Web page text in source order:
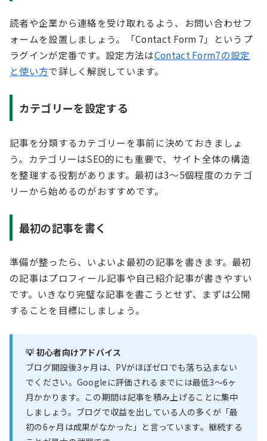
読者や企業から連絡を受け取れるよう、お問い合わせフ
ォームを設置しましょう。「Contact Form 7」というプ
ラグインが定番です。設定方法はContact Form7の設定
と使い方で詳しく解説しています。
カテゴリーを設定する
記事を分類するカテゴリーを事前に決めておきましょ
う。カテゴリーはSEO的にも重要で、サイト全体の構造
を整理する役割があります。最初は3〜5個程度のカテゴ
リーから始めるのがおすすめです。
最初の記事を書く
準備が整ったら、いよいよ最初の記事を書きます。最初
の記事はプロフィール記事や自己紹介記事が書きやすい
です。いきなり完璧な記事を書こうとせず、まずは公開
することを目標にしましょう。
💡 初心者向けアドバイス
ブログ開設後3ヶ月は、PVがほぼゼロでも落ち込まない
でください。Googleに評価されるまでには最低3〜6ヶ
月かかります。この期間は記事を積み上げることに集中
しましょう。ブログで収益を出している人の多くが「最
初の6ヶ月は成果がなかった」と言っています。継続する